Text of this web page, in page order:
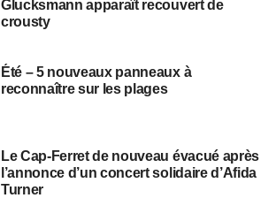
Glucksmann apparaît recouvert de
crousty
Été – 5 nouveaux panneaux à
reconnaître sur les plages
Le Cap-Ferret de nouveau évacué après
l’annonce d’un concert solidaire d’Afida
Turner